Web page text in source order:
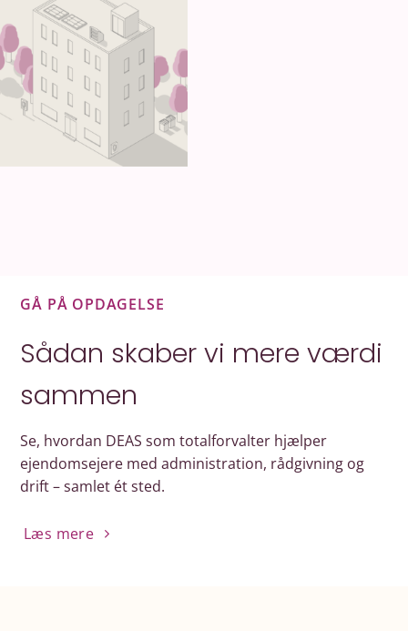
GÅ PÅ OPDAGELSE
Sådan skaber vi mere værdi
sammen
Se, hvordan DEAS som totalforvalter hjælper
ejendomsejere med administration, rådgivning og
drift – samlet ét sted.
Læs mere